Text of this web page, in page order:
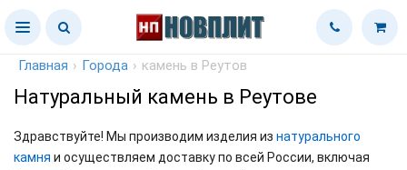
Главная › Города › камень в Реутов
Натуральный камень в Реутове
Здравствуйте! Мы производим изделия из натурального
камня и осуществляем доставку по всей России, включая